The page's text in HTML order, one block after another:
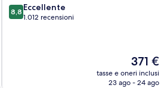
8.8
su
8,8 Eccellente
1.012 recensioni
Il
prezzo
attuale
371 €
tasse e oneri inclusi
23 ago - 24 ago